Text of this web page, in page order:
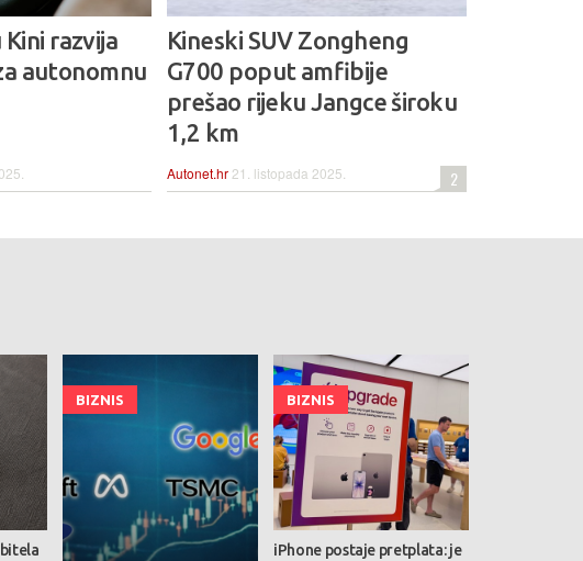
razvija
autonomnu
Kineski SUV Zongheng
G700 poput amfibije
prešao rijeku Jangce široku
1,2 km
Autonet.hr 21. listopada 2025. 2
BIZNIS BIZNIS
iPhone postaje pretplata: je